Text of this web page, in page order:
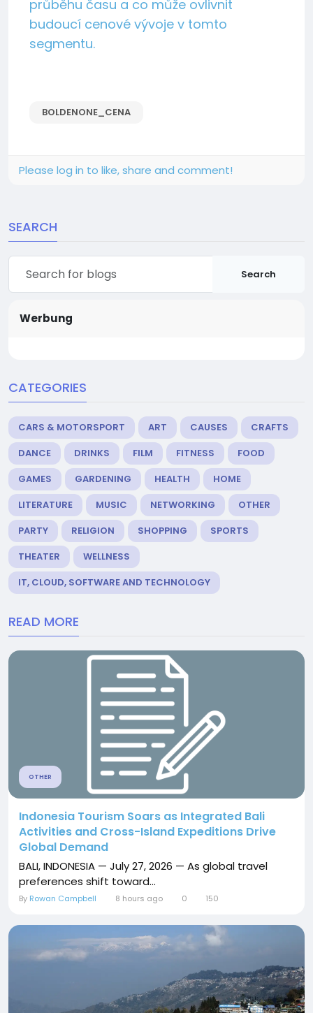
průběhu času a co může ovlivnit
budoucí cenové vývoje v tomto
segmentu.
BOLDENONE_CENA
Please log in to like, share and comment!
SEARCH
Search
Werbung
CATEGORIES
CARS & MOTORSPORT ART CAUSES
CRAFTS
DANCE
DRINKS FILM FITNESS
FOOD
GAMES
GARDENING HEALTH
HOME
LITERATURE
MUSIC NETWORKING
OTHER
PARTY
RELIGION SHOPPING
SPORTS
THEATER
WELLNESS
IT, CLOUD, SOFTWARE AND TECHNOLOGY
READ MORE
OTHER
Indonesia Tourism Soars as Integrated Bali
Activities and Cross-Island Expeditions Drive
Global Demand
BALI, INDONESIA — July 27, 2026 — As global travel
preferences shift toward...
By Rowan Campbell 8 hours ago 0 150